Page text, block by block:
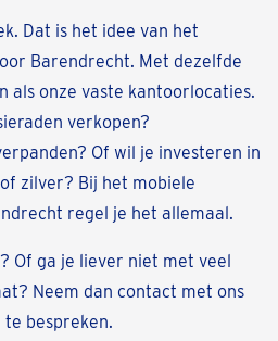
Dat is het idee van het
Barendrecht. Met dezelfde
als onze vaste kantoorlocaties.
verkopen?
Of wil je investeren in
zilver? Bij het mobiele
regel je het allemaal.
Of ga je liever niet met veel
Neem dan contact met ons
bespreken.